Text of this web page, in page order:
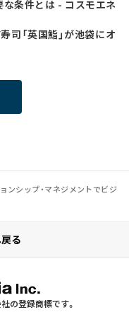
な条件とは - コスモエネ
司「英国鮨」が池袋にオ
ンシップ・マネジメントでビジ
る
の登録商標です。